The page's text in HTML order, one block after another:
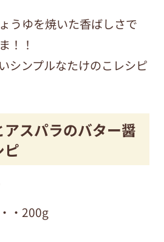
うゆを焼いた香ばしさで
！！
シンプルなたけのこレシピ
アスパラのバター醤
ピ
・200g